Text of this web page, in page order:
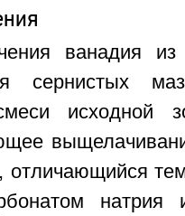
ванадия
сернистых
исходной
отличающийся